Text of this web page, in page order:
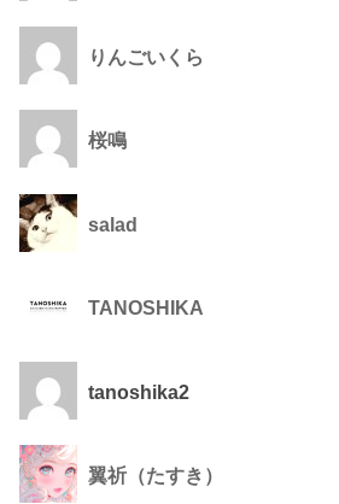
りんごいくら
桜鳴
salad
TANOSHIKA
tanoshika2
翼祈（たすき）